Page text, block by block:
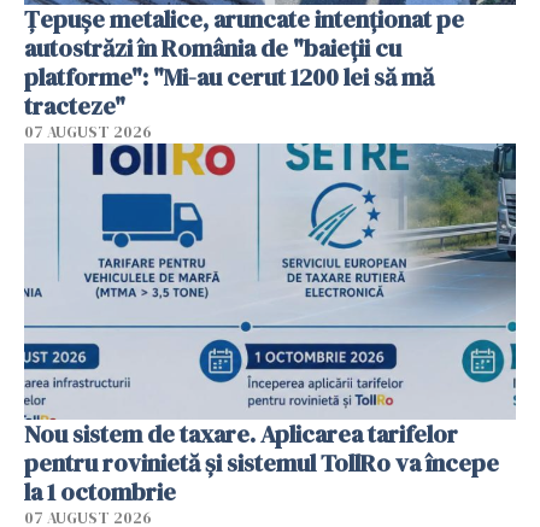
Țepușe metalice, aruncate intenționat pe
autostrăzi în România de "baieții cu
platforme": "Mi-au cerut 1200 lei să mă
tracteze"
07 AUGUST 2026
Nou sistem de taxare. Aplicarea tarifelor
pentru rovinietă şi sistemul TollRo va începe
la 1 octombrie
07 AUGUST 2026